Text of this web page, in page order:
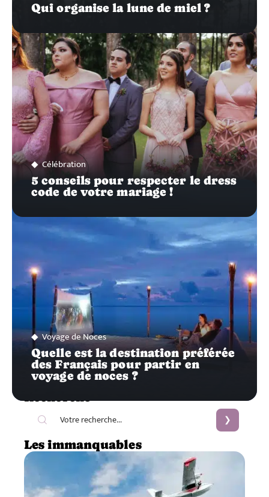
Qui organise la lune de miel ?
Célébration
5 conseils pour respecter le dress
code de votre mariage !
Voyage de Noces
Quelle est la destination préférée
des Français pour partir en
voyage de noces ?
Les immanquables